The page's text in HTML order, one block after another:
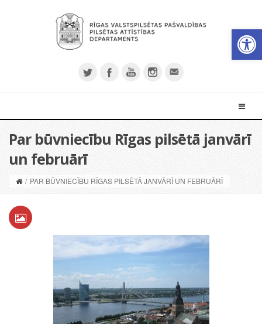
Par būvniecību Rīgas pilsētā janvārī
un februārī
/ PAR BŪVNIECĪBU RĪGAS PILSĒTĀ JANVĀRĪ UN FEBRUĀRĪ